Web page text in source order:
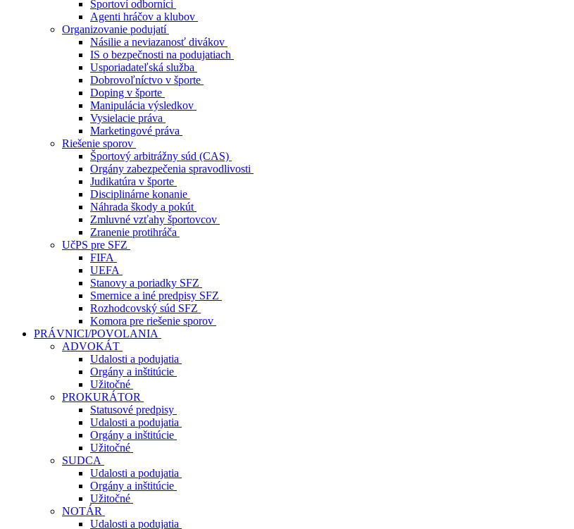
Športoví odborníci
Agenti hráčov a klubov
Organizovanie podujatí
Násilie a neviazanosť divákov
IS o bezpečnosti na podujatiach
Usporiadateľská služba
Dobrovoľníctvo v športe
Doping v športe
Manipulácia výsledkov
Vysielacie práva
Marketingové práva
Riešenie sporov
Športový arbitrážny súd (CAS)
Orgány zabezpečenia spravodlivosti
Judikatúra v športe
Disciplinárne konanie
Náhrada škody a pokút
Zmluvné vzťahy športovcov
Zranenie protihráča
UčPS pre SFZ
FIFA
UEFA
Stanovy a poriadky SFZ
Smernice a iné predpisy SFZ
Rozhodcovský súd SFZ
Komora pre riešenie sporov
PRÁVNICI/POVOLANIA
ADVOKÁT
Udalosti a podujatia
Orgány a inštitúcie
Užitočné
PROKURÁTOR
Statusové predpisy
Udalosti a podujatia
Orgány a inštitúcie
Užitočné
SUDCA
Udalosti a podujatia
Orgány a inštitúcie
Užitočné
NOTÁR
Udalosti a podujatia